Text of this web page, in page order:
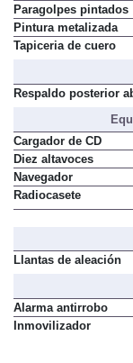
Paragolpes pintados
Pintura metalizada
Tapiceria de cuero
Respaldo posterior
Cargador de CD
Diez altavoces
Navegador
Radiocasete
Llantas de aleación
Alarma antirrobo
Inmovilizador